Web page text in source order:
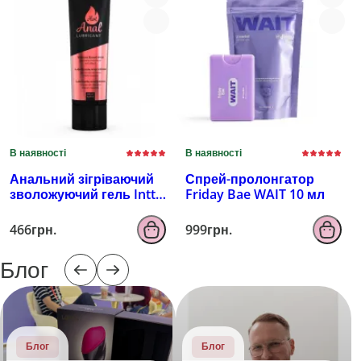
В наявності
Анальний зігріваючий
зволожуючий гель Intt
466грн.
В наявності
Спрей-пролонгатор
Friday Bae WAIT 10 мл
999грн.
Блог
Блог Блог